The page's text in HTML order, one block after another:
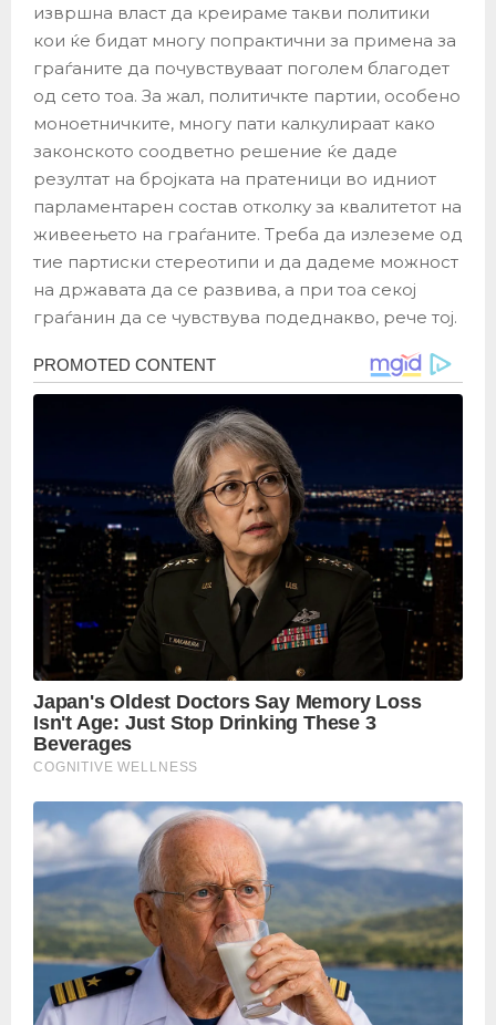
извршна власт да креираме такви политики
кои ќе бидат многу попрактични за примена за
граѓаните да почувствуваат поголем благодет
од сето тоа. За жал, политичкте партии, особено
моноетничките, многу пати калкулираат како
законското соодветно решение ќе даде
резултат на бројката на пратеници во идниот
парламентарен состав отколку за квалитетот на
живеењето на граѓаните. Треба да излеземе од
тие партиски стереотипи и да дадеме можност
на државата да се развива, а при тоа секој
граѓанин да се чувствува подеднакво, рече тој.